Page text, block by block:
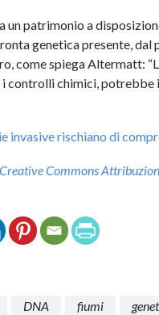
un patrimonio a
genetica presente,
come spiega Altermatt:
controlli chimici, potrebbe
invasive rischiano di
Creative Commons
DNA fiumi